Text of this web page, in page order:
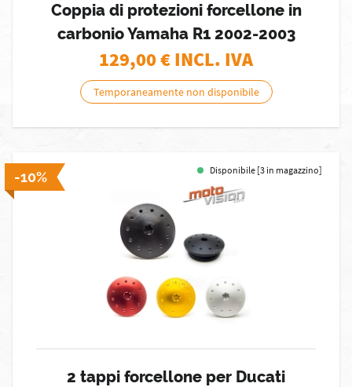
Coppia di protezioni forcellone in
carbonio Yamaha R1 2002-2003
129,00€ INCL. IVA
Temporaneamente non disponibile
-10% Disponibile [3 in magazzino]
2 tappi forcellone per Ducati